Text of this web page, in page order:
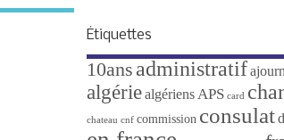
Étiquettes
10ans administratif
algérie algériens APS card
chateau cnf commission consulat